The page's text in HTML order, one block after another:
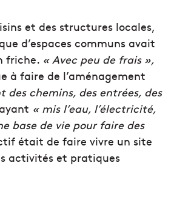
et des structures locales,
d’espaces communs avait
friche. « Avec peu de frais »,
à faire de l’aménagement
des chemins, des entrées, des
« mis l’eau, l’électricité,
base de vie pour faire des
était de faire vivre un site
activités et pratiques